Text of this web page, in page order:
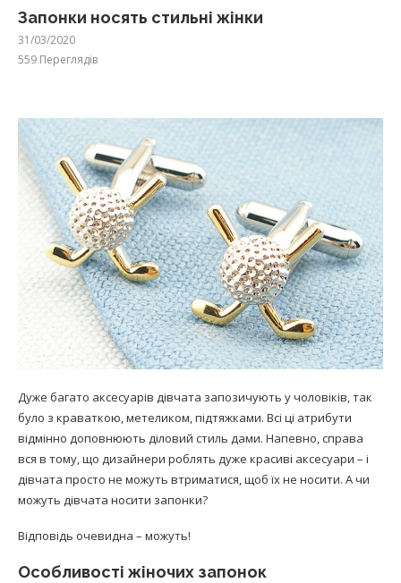
Запонки носять стильні жінки
31/03/2020
559 Переглядів
Дуже багато аксесуарів дівчата запозичують у чоловіків, так
було з краваткою, метеликом, підтяжками. Всі ці атрибути
відмінно доповнюють діловий стиль дами. Напевно, справа
вся в тому, що дизайнери роблять дуже красиві аксесуари – і
дівчата просто не можуть втриматися, щоб їх не носити. А чи
можуть дівчата носити запонки?
Відповідь очевидна – можуть!
Особливості жіночих запонок